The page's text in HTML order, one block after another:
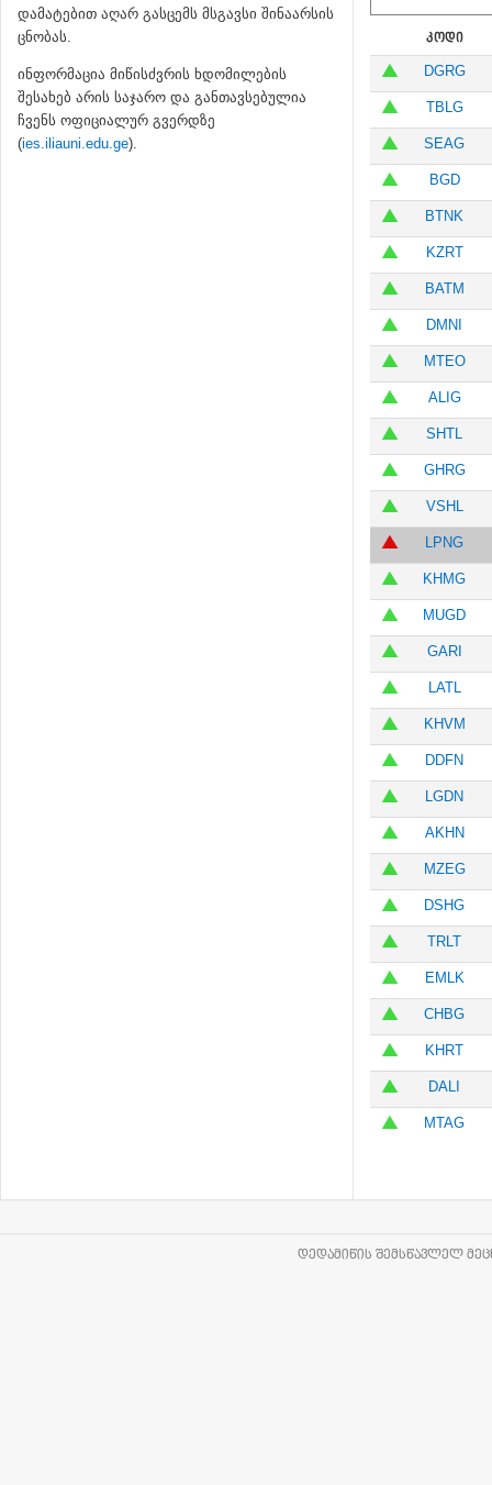
დამატებით აღარ გასცემს მსგავსი შინაარსის
ცნობას.
ინფორმაცია მიწისძვრის ხდომილების
შესახებ არის საჯარო და განთავსებულია
ჩვენს ოფიციალურ გვერდზე
(ies.iliauni.edu.ge).
ᲙᲝᲓᲘ
DGRG
TBLG
SEAG
BGD
BTNK
KZRT
BATM
DMNI
MTEO
ALIG
SHTL
GHRG
VSHL
LPNG
KHMG
MUGD
GARI
LATL
KHVM
DDFN
LGDN
AKHN
MZEG
DSHG
TRLT
EMLK
CHBG
KHRT
DALI
MTAG
ᲓᲔᲓᲐᲛᲘᲬᲘᲡ ᲨᲔᲛᲡᲬᲐᲕᲚᲔᲚ